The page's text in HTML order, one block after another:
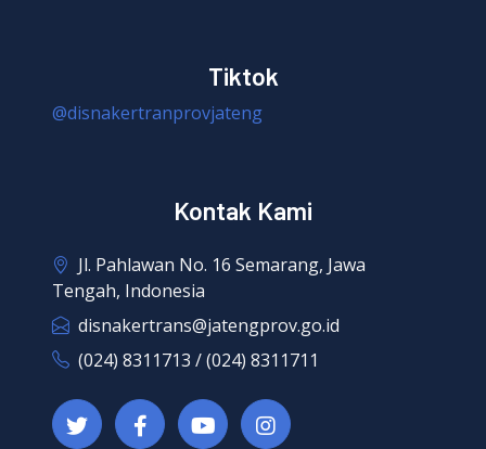
Tiktok
@disnakertranprovjateng
Kontak Kami
Jl. Pahlawan No. 16 Semarang, Jawa
Tengah, Indonesia
disnakertrans@jatengprov.go.id
(024) 8311713 / (024) 8311711